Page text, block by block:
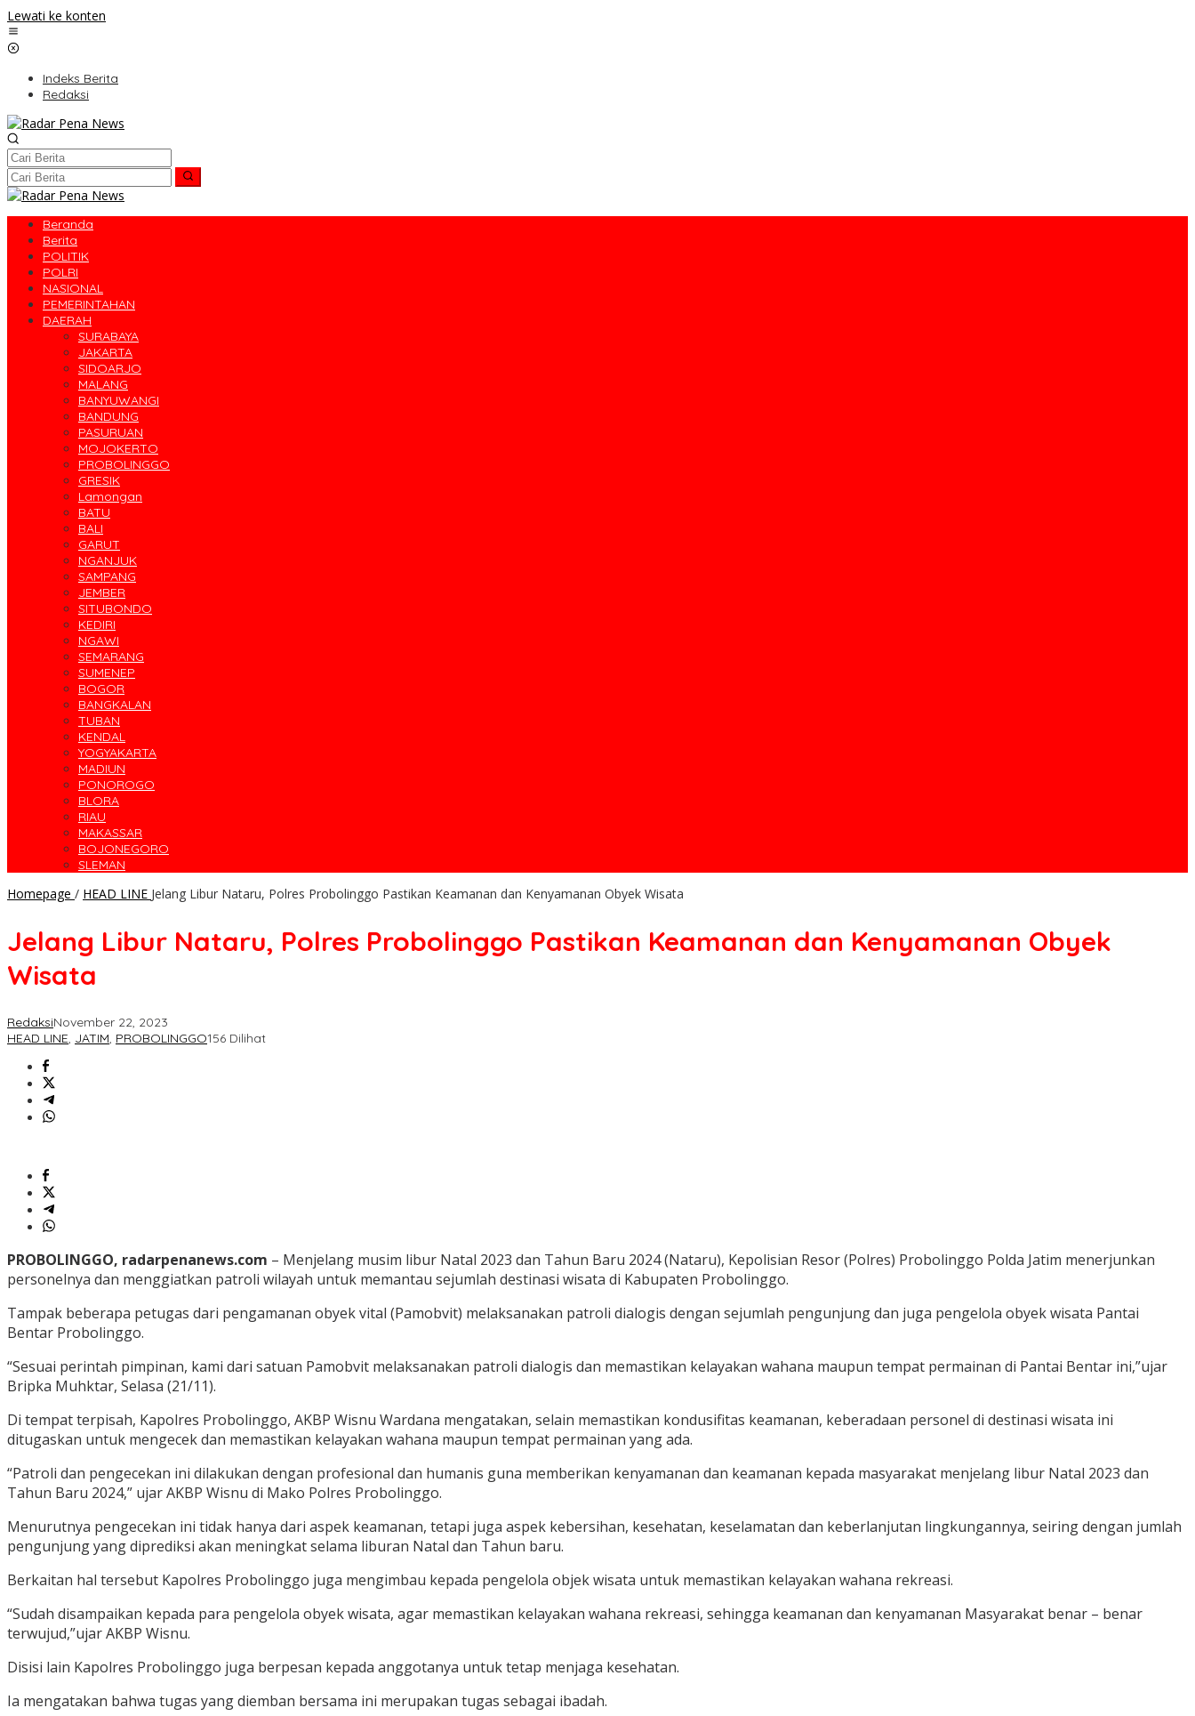
Lewati ke konten
Indeks Berita
Redaksi
Beranda
Berita
POLITIK
POLRI
NASIONAL
PEMERINTAHAN
DAERAH
SURABAYA
JAKARTA
SIDOARJO
MALANG
BANYUWANGI
BANDUNG
PASURUAN
MOJOKERTO
PROBOLINGGO
GRESIK
Lamongan
BATU
BALI
GARUT
NGANJUK
SAMPANG
JEMBER
SITUBONDO
KEDIRI
NGAWI
SEMARANG
SUMENEP
BOGOR
BANGKALAN
TUBAN
KENDAL
YOGYAKARTA
MADIUN
PONOROGO
BLORA
RIAU
MAKASSAR
BOJONEGORO
SLEMAN
Homepage / HEAD LINE Jelang Libur Nataru, Polres Probolinggo Pastikan Keamanan dan Kenyamanan Obyek Wisata
Jelang Libur Nataru, Polres Probolinggo Pastikan Keamanan dan Kenyamanan Obyek
Wisata
RedaksiNovember 22, 2023
HEAD LINE, JATIM, PROBOLINGGO156 Dilihat
PROBOLINGGO, radarpenanews.com – Menjelang musim libur Natal 2023 dan Tahun Baru 2024 (Nataru), Kepolisian Resor (Polres) Probolinggo Polda Jatim menerjunkan
personelnya dan menggiatkan patroli wilayah untuk memantau sejumlah destinasi wisata di Kabupaten Probolinggo.
Tampak beberapa petugas dari pengamanan obyek vital (Pamobvit) melaksanakan patroli dialogis dengan sejumlah pengunjung dan juga pengelola obyek wisata Pantai
Bentar Probolinggo.
“Sesuai perintah pimpinan, kami dari satuan Pamobvit melaksanakan patroli dialogis dan memastikan kelayakan wahana maupun tempat permainan di Pantai Bentar ini,”ujar
Bripka Muhktar, Selasa (21/11).
Di tempat terpisah, Kapolres Probolinggo, AKBP Wisnu Wardana mengatakan, selain memastikan kondusifitas keamanan, keberadaan personel di destinasi wisata ini
ditugaskan untuk mengecek dan memastikan kelayakan wahana maupun tempat permainan yang ada.
“Patroli dan pengecekan ini dilakukan dengan profesional dan humanis guna memberikan kenyamanan dan keamanan kepada masyarakat menjelang libur Natal 2023 dan
Tahun Baru 2024,” ujar AKBP Wisnu di Mako Polres Probolinggo.
Menurutnya pengecekan ini tidak hanya dari aspek keamanan, tetapi juga aspek kebersihan, kesehatan, keselamatan dan keberlanjutan lingkungannya, seiring dengan jumlah
pengunjung yang diprediksi akan meningkat selama liburan Natal dan Tahun baru.
Berkaitan hal tersebut Kapolres Probolinggo juga mengimbau kepada pengelola objek wisata untuk memastikan kelayakan wahana rekreasi.
“Sudah disampaikan kepada para pengelola obyek wisata, agar memastikan kelayakan wahana rekreasi, sehingga keamanan dan kenyamanan Masyarakat benar – benar
terwujud,”ujar AKBP Wisnu.
Disisi lain Kapolres Probolinggo juga berpesan kepada anggotanya untuk tetap menjaga kesehatan.
Ia mengatakan bahwa tugas yang diemban bersama ini merupakan tugas sebagai ibadah.